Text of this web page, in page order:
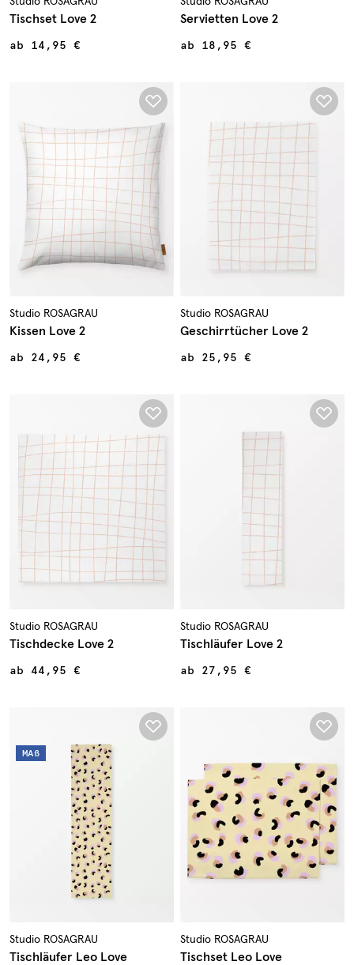
Tischset Love 2
ab 14,95 €
Servietten Love 2
ab 18,95 €
Studio ROSAGRAU
Kissen Love 2
ab 24,95 €
Studio ROSAGRAU
Geschirrtücher Love 2
ab 25,95 €
Studio ROSAGRAU
Tischdecke Love 2
ab 44,95 €
Studio ROSAGRAU
Tischläufer Love 2
ab 27,95 €
MAß
Studio ROSAGRAU
Tischläufer Leo Love
Studio ROSAGRAU
Tischset Leo Love